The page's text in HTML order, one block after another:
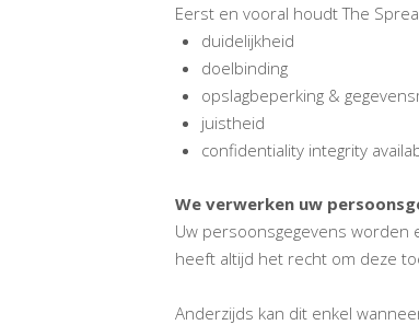
Eerst en vooral houdt The
duidelijkheid
doelbinding
opslagbeperking &
juistheid
confidentiality integrity
We verwerken uw
Uw persoonsgegevens worden
heeft altijd het recht om deze
Anderzijds kan dit enkel